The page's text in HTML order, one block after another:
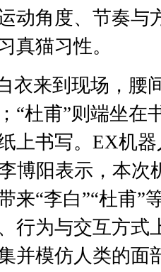
动角度、节奏与
真猫习性。
来到现场，腰
“杜甫”则端坐在
上书写。EX机
博阳表示，本次
来“李白”“杜甫”
行为与交互方式
并模仿人类的面